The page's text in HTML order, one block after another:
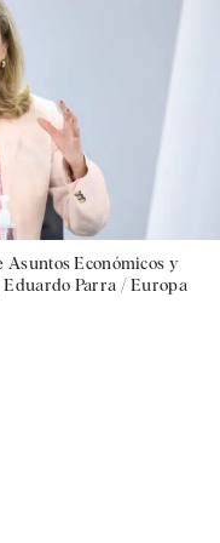
Económicos y
Eduardo Parra / Europa